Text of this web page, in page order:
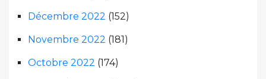
Décembre 2022 (152)
Novembre 2022 (181)
Octobre 2022 (174)